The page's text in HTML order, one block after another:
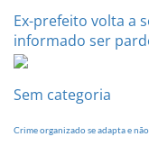
Ex-prefeito volta a
informado ser
Sem categoria
Crime organizado se adapta e